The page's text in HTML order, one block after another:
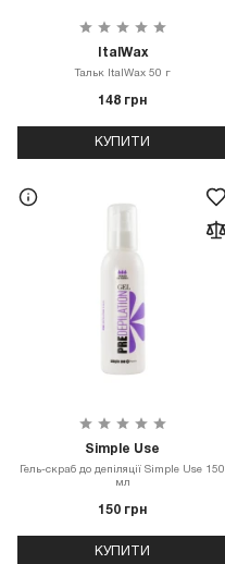
ItalWax
Тальк ItalWax 50 г
148 грн
КУПИТИ
Simple Use
Гель-скраб до депіляції Simple Use 150
мл
150 грн
КУПИТИ